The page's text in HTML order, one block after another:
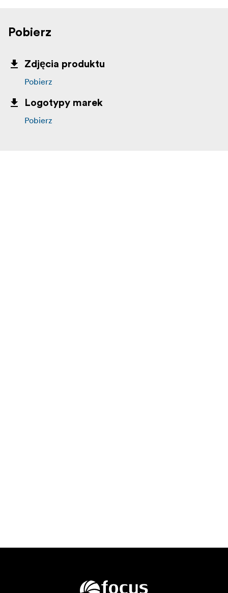
Pobierz
Zdjęcia produktu
Pobierz
Logotypy marek
Pobierz